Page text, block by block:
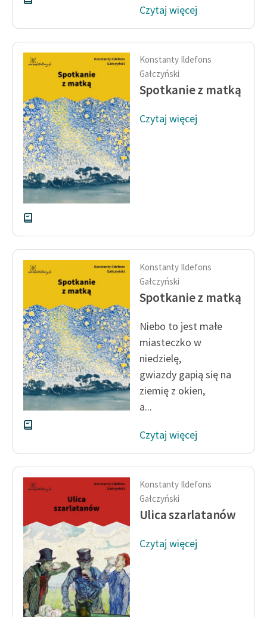
Czytaj więcej
Konstanty Ildefons
Gałczyński
Spotkanie z matką
Czytaj więcej
Konstanty Ildefons
Gałczyński
Spotkanie z matką
Niebo to jest małe
miasteczko w
niedzielę,
gwiazdy gapią się na
ziemię z okien,
a...
Czytaj więcej
Konstanty Ildefons
Gałczyński
Ulica szarlatanów
Czytaj więcej